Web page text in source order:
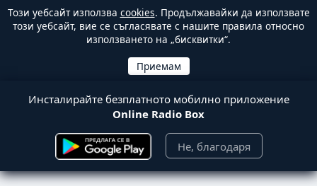
Този уебсайт използва cookies. Продължавайки да използвате
този уебсайт, вие се съгласявате с нашите правила относно
използването на „бисквитки“.
Инсталирайте безплатното мобилно приложение
Online Radio Box
Не, благодаря